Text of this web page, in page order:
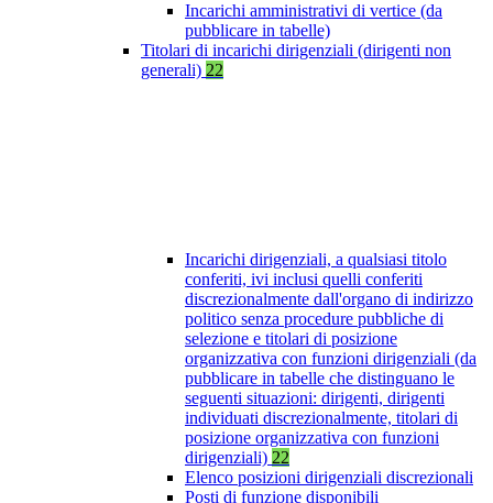
Incarichi amministrativi di vertice (da
pubblicare in tabelle)
Titolari di incarichi dirigenziali (dirigenti non
generali) 22
Incarichi dirigenziali, a qualsiasi titolo
conferiti, ivi inclusi quelli conferiti
discrezionalmente dall'organo di indirizzo
politico senza procedure pubbliche di
selezione e titolari di posizione
organizzativa con funzioni dirigenziali (da
pubblicare in tabelle che distinguano le
seguenti situazioni: dirigenti, dirigenti
individuati discrezionalmente, titolari di
posizione organizzativa con funzioni
dirigenziali) 22
Elenco posizioni dirigenziali discrezionali
Posti di funzione disponibili